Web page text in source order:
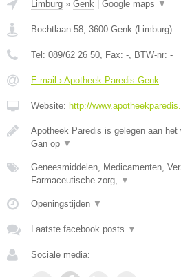
Limburg » Genk Google maps ▼
Bochtlaan 58 3600 Genk ( Limburg)
Tel: 089/62 26 50 , Fax: - , BTW-nr: -
E-mail › Apotheek Paredis Genk
Website: http://
Apotheek Paredis is gelegen aan
Gan op ▼
Geneesmiddelen, Medicamenten,
Farmaceutische zorg,
▼
Openingstijden ▼
Laatste facebook posts ▼
Sociale media: